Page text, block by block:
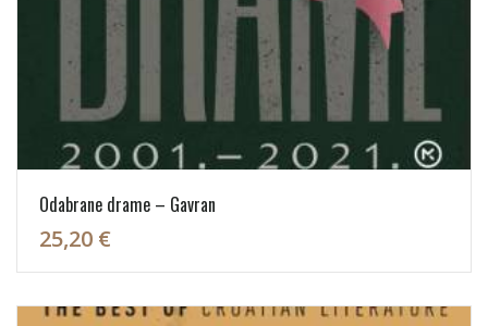
Odabrane drame – Gavran
25,20 €